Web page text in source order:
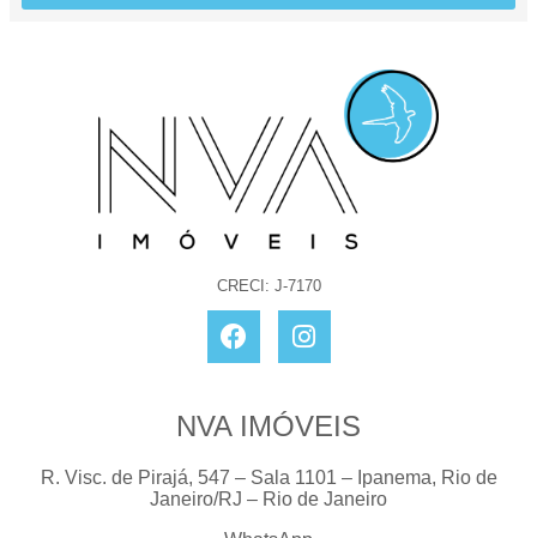
CRECI: J-7170
NVA IMÓVEIS
R. Visc. de Pirajá, 547 – Sala 1101 – Ipanema, Rio de
Janeiro/RJ – Rio de Janeiro